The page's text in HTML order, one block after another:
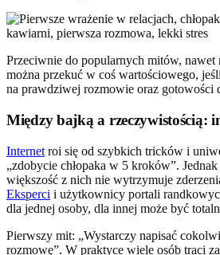
Przeciwnie do popularnych mitów, nawet
można przekuć w coś wartościowego,
na prawdziwej rozmowie oraz gotowości
Między bajką a rzeczywistością:
Internet roi się od szybkich tricków i
„zdobycie chłopaka w 5 kroków”.
większość z nich nie wytrzymuje
Eksperci i użytkownicy portali
dla jednej osoby, dla innej może być
Pierwszy mit: „Wystarczy napisać
rozmowę”. W praktyce wiele osób traci